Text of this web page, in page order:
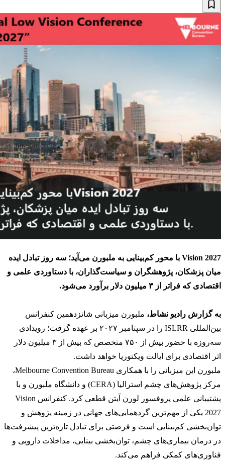
Vision 2027 با محور کم‌بینایی به ملبورن می‌آید؛ سه روز تبادل ایده
میان پزشکان، پژوهشگران و سیاست‌گذاران، با دستاوردی علمی و
اقتصادی که فراتر از ۳ میلیون دلار برآورد می‌شود.
به گزارش رادیو نشاط، ملبورن میزبانی شانزدهمین کنفرانس
بین‌المللی ISLRR را در سپتامبر ۲۰۲۷ بر عهده گرفت؛ رویدادی
سه‌روزه با حضور بیش از ۷۵۰ متخصص که بیش از ۳ میلیون دلار
اثر اقتصادی برای ایالت ویکتوریا خواهد داشت.
ملبورن این میزبانی را با همکاری Melbourne Convention Bureau،
مرکز پژوهش‌های چشم استرالیا (CERA) و دانشگاه ملبورن و با
پشتیبانی علمی پروفسور لورن آیتن قطعی کرد. کنفرانس Vision
2027 یکی از مهم‌ترین گردهمایی‌های جهانی در زمینه پژوهش و
توان‌بخشی کم‌بینایی است و فرصتی برای تبادل تازه‌ترین پیشرفت‌ها
در درمان بیماری‌های چشم، توان‌بخشی بینایی، مداخلات دارویی و
فناوری‌های کمکی فراهم می‌کند.